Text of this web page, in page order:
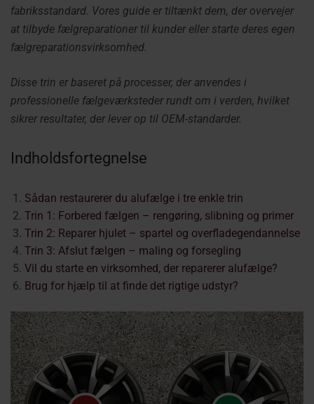
fabriksstandard. Vores guide er tiltænkt dem, der overvejer
at tilbyde fælgreparationer til kunder eller starte deres egen
fælgreparationsvirksomhed.
Disse trin er baseret på processer, der anvendes i
professionelle fælgeværksteder rundt om i verden, hvilket
sikrer resultater, der lever op til OEM-standarder.
Indholdsfortegnelse
Sådan restaurerer du alufælge i tre enkle trin
Trin 1: Forbered fælgen – rengøring, slibning og primer
Trin 2: Reparer hjulet – spartel og overfladegendannelse
Trin 3: Afslut fælgen – maling og forsegling
Vil du starte en virksomhed, der reparerer alufælge?
Brug for hjælp til at finde det rigtige udstyr?